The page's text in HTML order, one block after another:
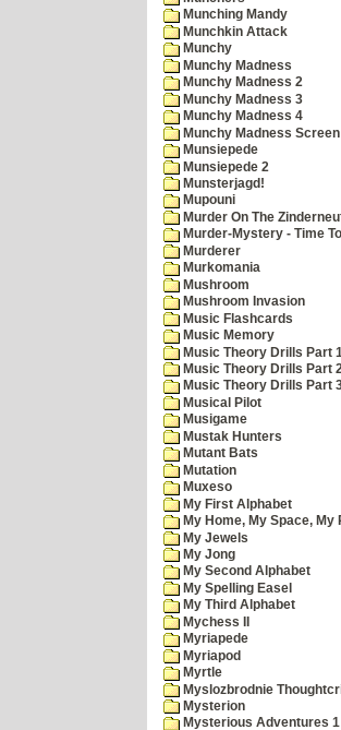
Munching Mandy
Munchkin Attack
Munchy
Munchy Madness
Munchy Madness 2
Munchy Madness 3
Munchy Madness 4
Munchy Madness
Munsiepede
Munsiepede 2
Munsterjagd!
Mupouni
Murder On The
Murder-Mystery - Time
Murderer
Murkomania
Mushroom
Mushroom Invasion
Music Flashcards
Music Memory
Music Theory Drills Part
Music Theory Drills Part
Music Theory Drills Part
Musical Pilot
Musigame
Mustak Hunters
Mutant Bats
Mutation
Muxeso
My First Alphabet
My Home, My Space, My
My Jewels
My Jong
My Second Alphabet
My Spelling Easel
My Third Alphabet
Mychess II
Myriapede
Myriapod
Myrtle
Myslozbrodnie
Mysterion
Mysterious Adventures